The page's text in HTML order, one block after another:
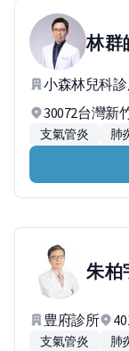
林群
小森林兒科
30072台灣新
支氣管炎 肺
朱柏
豊府診所
支氣管炎 肺